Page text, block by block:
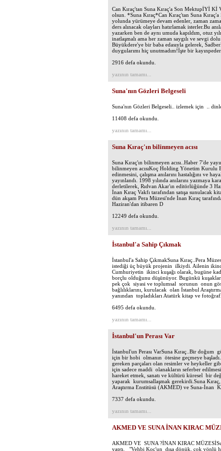
Can Kıraç'tan Suna Kıraç'a Son MektupİYİ Kİ
olsun. *Suna Kıraç*Can Kıraç'tan Suna
yolunda yürümeye devam edenler, zaman
ders alınacak olayları hatırlamak isterler.Bu
yazarken ben de aynı umuda kapıldım, otuz
inatlaşmalı ama her zaman saygılı ve sevgi
Büyükdere'ye bir baba edasıyla gelerek,
duygularımı hiç unutmadım!İşte bir
2916 defa okundu.
yazının tamamı...
Suna'nın Gözleri Belgeseli
Suna'nın Gözleri Belgeseli.. izlemek için ..
11408 defa okundu.
yazının tamamı...
Suna Kıraç'ın bilinmeyen acısı
Suna Kıraç'ın bilinmeyen acısı..Haber 7'de
bilinmeyen acısıKoç Holding Yönetim Kurulu
edinmesini, çalışma anılarını hastalığını ve
yayınlandı. 1998 yılında anılarını yazmaya
derletilerek, Rıdvan Akar'ın editörlüğünde 3
İnan Kıraç Vakfı tarafından satışa sunulacak
dün akşam Pera Müzesi'nde İnan Kıraç
Haziran'dan itibaren D
12249 defa okundu.
yazının tamamı...
İstanbul'a Sahip Çıkmak
İstanbul'a Sahip ÇıkmakSuna Kıraç..Pera
istediği üç büyük projenin ilkiydi. Ailenin ikinci
Cumhuriyetin ikinci kuşağı olarak, bugüne
borçlu olduğunu düşünüyor. Bugünkü
pek çok siyasi ve toplumsal sorunun onun
bağlılıklarını, kurulacak olan İstanbul
yanından topladıkları Atatürk kitap ve
6495 defa okundu.
yazının tamamı...
İstanbul'un Perası Var
İstanbul'un Perası VarSuna Kıraç..Bir doğum
için bir hobi olmanın ötesine geçmeye
gereken parçaları olan resimler ve heykeller
için sadece maddi olanakların seferber
hareket etmek, sanatı ve kültürü küresel bir
yaparak kurumsallaşmak gerekirdi.Suna
Araştırma Enstitüsü (AKMED) ve Suna-İnan
7337 defa okundu.
yazının tamamı...
AKMED VE SUNA İNAN KIRAC
AKMED VE SUNA ?İNAN KIRAC
yaptı. "Vehbi Koç'un dışa dönük, çok yönlü